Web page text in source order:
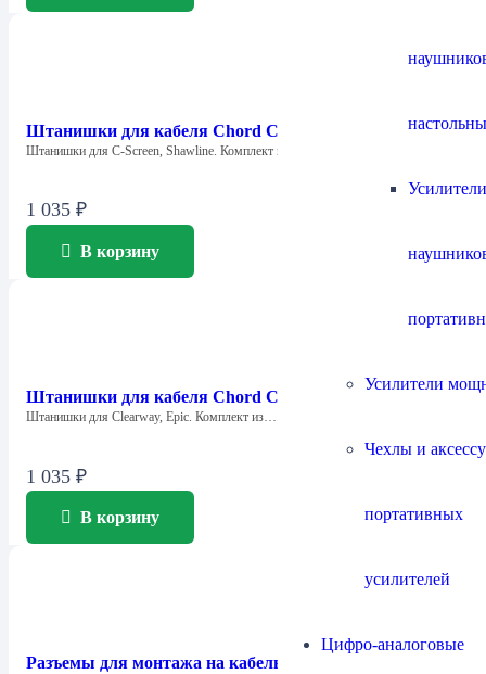
Усилители
Чехлы и
портативных
усилителей
Цифро-аналоговые
Штанишки для кабеля Chord Company Little Trousers
Штанишки для C-Screen, Shawline. Комплект из…
1 035 ₽
В корзину
Штанишки для кабеля Chord Company Big Trousers
Штанишки для Clearway, Epic. Комплект из…
1 035 ₽
В корзину
Разъемы для монтажа на кабель Chord Company